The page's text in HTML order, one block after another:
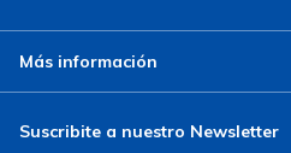
Más información
Suscribite a nuestro Newsletter